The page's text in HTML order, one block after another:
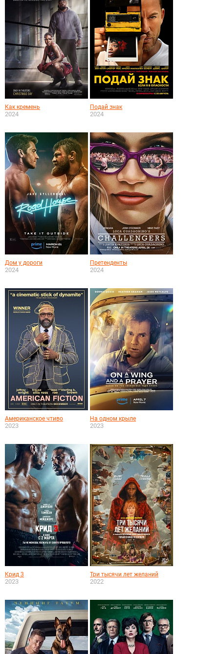
Как кремень
2024
Подай знак
2024
Дом у дороги
2024
Претенденты
2024
Американское чтиво
2023
На одном крыле
2023
Крид 3
2023
Три тысячи лет желаний
2022